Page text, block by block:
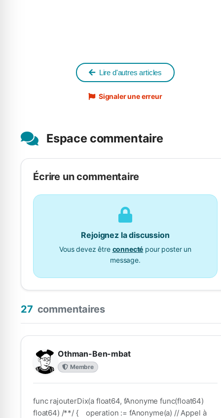
Lire d'autres articles
Signaler une erreur
Espace commentaire
Écrire un commentaire
Rejoignez la discussion
Vous devez être connecté pour poster un
message.
27 commentaires
Othman-Ben-mbat
Membre
func rajouterDix(a float64, fAnonyme func(float64)
float64) /**/ { operation := fAnonyme(a) // Appel à